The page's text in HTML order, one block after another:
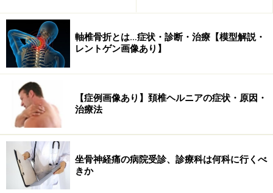
単純X線で診断が難しい場合でもCTであれば診断可能で
す。
足関節単純CT像。脛骨骨折の診断が容易です。
CTではコンピューターの計算で骨の3次元画像を得ら
れ、立体をわかりやすく把握できます。
軸椎骨折とは…症状・診断・治療【模型解説・
レントゲン画像あり】
【症例画像あり】頚椎ヘルニアの症状・原因・
治療法
坐骨神経痛の病院受診、診療科は何科に行くべ
きか